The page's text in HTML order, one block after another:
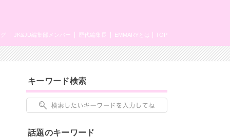
TOP
EMMARYとは
歴代編集長
JK&JD編集部メンバー
キーワード検索
話題のキーワード